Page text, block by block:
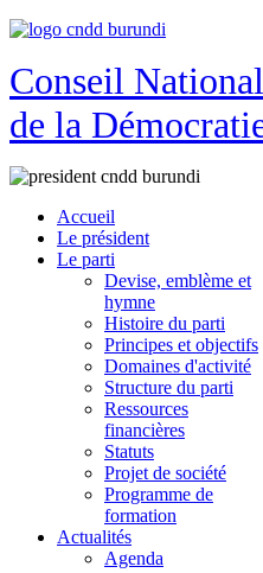
Conseil
de la
Accueil
Le président
Le parti
Devise, emblème et
hymne
Histoire du parti
Principes et objectifs
Domaines d'activité
Structure du parti
Ressources
financières
Statuts
Projet de société
Programme de
formation
Actualités
Agenda